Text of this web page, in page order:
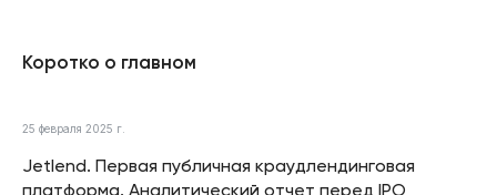
Коротко о главном
25 февраля 2025 г.
Jetlend. Первая публичная краудлендинговая
платформа. Аналитический отчет перед IPO